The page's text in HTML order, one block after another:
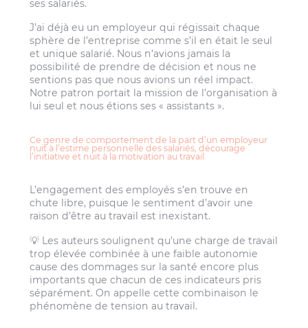
ses salariés.
J’ai déjà eu un employeur qui régissait chaque
sphère de l’entreprise comme s’il en était le seul
et unique salarié. Nous n’avions jamais la
possibilité de prendre de décision et nous ne
sentions pas que nous avions un réel impact.
Notre patron portait la mission de l’organisation à
lui seul et nous étions ses « assistants ».
Ce genre de comportement de la part d’un employeur
nuit à l’estime personnelle des salariés, décourage
l’initiative et nuit à la motivation au travail.
L’engagement des employés s’en trouve en
chute libre, puisque le sentiment d’avoir une
raison d’être au travail est inexistant.
💡 Les auteurs soulignent qu’une charge de travail
trop élevée combinée à une faible autonomie
cause des dommages sur la santé encore plus
importants que chacun de ces indicateurs pris
séparément. On appelle cette combinaison le
phénomène de tension au travail.